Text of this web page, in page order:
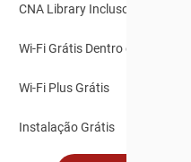
CNA Library Inclusos
Wi-Fi Grátis Dentro e Fora de
Wi-Fi Plus Grátis
Instalação Grátis